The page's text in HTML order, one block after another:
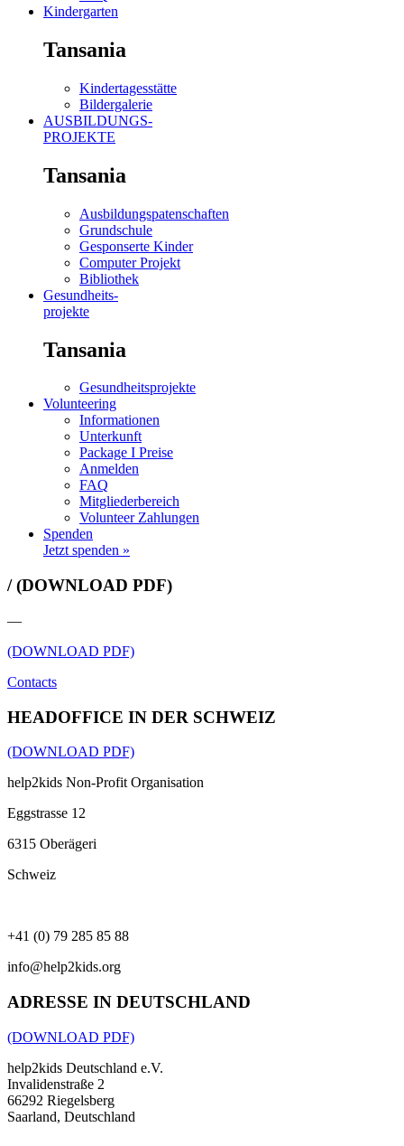
Kindergarten
Tansania
Kindertagesstätte
Bildergalerie
AUSBILDUNGS-
PROJEKTE
Tansania
Ausbildungspatenschaften
Grundschule
Gesponserte Kinder
Computer Projekt
Bibliothek
Gesundheits-
projekte
Tansania
Gesundheitsprojekte
Volunteering
Informationen
Unterkunft
Package I Preise
Anmelden
FAQ
Mitgliederbereich
Volunteer Zahlungen
Spenden
Jetzt spenden »
/ (DOWNLOAD PDF)
—
(DOWNLOAD PDF)
Contacts
HEADOFFICE IN DER SCHWEIZ
(DOWNLOAD PDF)
help2kids Non-Profit Organisation
Eggstrasse 12
6315 Oberägeri
Schweiz
+41 (0) 79 285 85 88
info@help2kids.org
ADRESSE IN DEUTSCHLAND
(DOWNLOAD PDF)
help2kids Deutschland e.V.
Invalidenstraße 2
66292 Riegelsberg
Saarland, Deutschland